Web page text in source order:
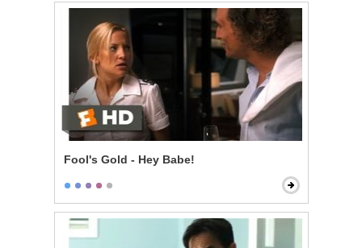
Fool's Gold - Hey Babe!